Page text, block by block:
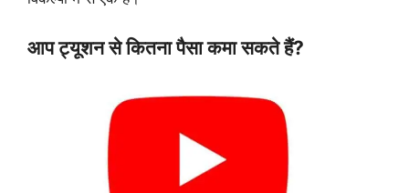
आप ट्यूशन से कितना पैसा कमा सकते हैं?